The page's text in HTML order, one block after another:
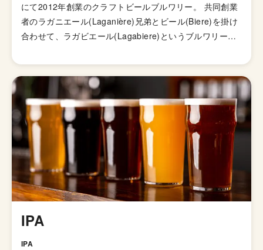
にて2012年創業のクラフトビールブルワリー。 共同創業
者のラガニエール(Laganière)兄弟とビール(Biere)を掛け
合わせて、ラガビエール(Lagabiere)というブルワリー名
体制を拡大して以降、フラッグシップ銘柄の
「TaMeilleure(タ メイユール)」を筆頭に数々のビールア
ワードを受賞し、名実共にカナダケベックのトップクラス
ブルワリーに成長を遂げました。 カナダで初めてNE-
IPA(ヘイジーIPA)を醸造したブルワリーとしても有名で
す。
IPA
IPA